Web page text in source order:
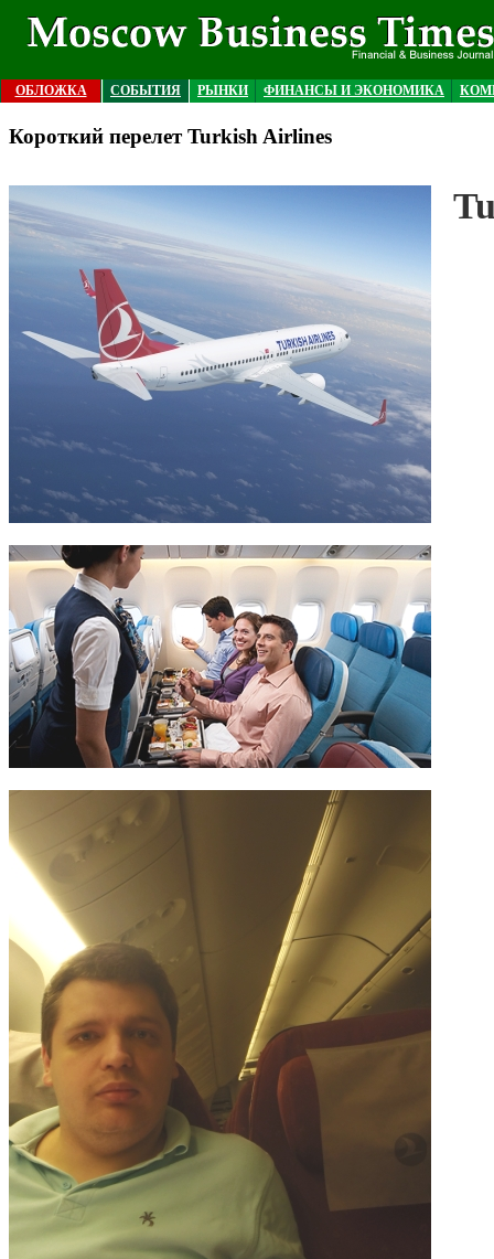
ОБЛОЖКА СОБЫТИЯ РЫНКИ ФИНАНСЫ И ЭКОНОМИКА
Короткий перелет Turkish Airlines